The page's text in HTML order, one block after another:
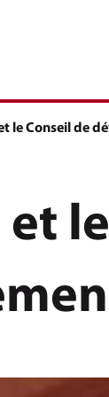
le Conseil de
et le